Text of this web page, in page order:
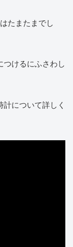
たまたまでし
つけるにふさわし
について詳しく